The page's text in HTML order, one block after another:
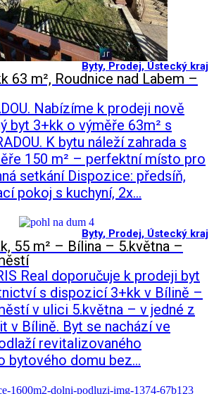
Byty, Prodej, Ústecký kraj
63 m², Roudnice nad Labem –
Nabízíme k prodeji nově
byt 3+kk o výměře 63m² s
K bytu náleží zahrada s
150 m² – perfektní místo pro
setkání Dispozice: předsíň,
pokoj s kuchyní, 2x…
Byty, Prodej, Ústecký kraj
55 m² – Bílina – 5.května –
Real doporučuje k prodeji byt
s dispozicí 3+kk v Bílině –
v ulici 5.května – v jedné z
v Bílině. Byt se nachází ve
revitalizovaného
bytového domu bez…